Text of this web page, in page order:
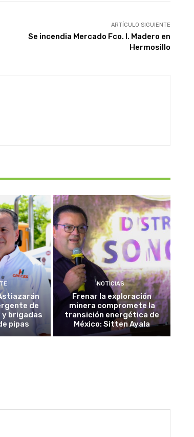
ARTÍCULO SIGUIENTE
Se incendia Mercado Fco. I. Madero en
Hermosillo
de
y brigadas
pipas
NOTICIAS
Frenar la exploración
minera compromete la
transición energética de
México: Sitten Ayala